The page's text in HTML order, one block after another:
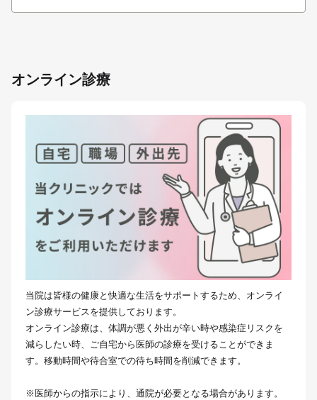
オンライン診療
当院は皆様の健康と快適な生活をサポートするため、オンライ
ン診療サービスを提供しております。
オンライン診療は、体調が悪く外出が辛い時や感染症リスクを
減らしたい時、ご自宅から医師の診療を受けることができま
す。移動時間や待合室での待ち時間を削減できます。
※医師からの指示により、通院が必要となる場合があります。